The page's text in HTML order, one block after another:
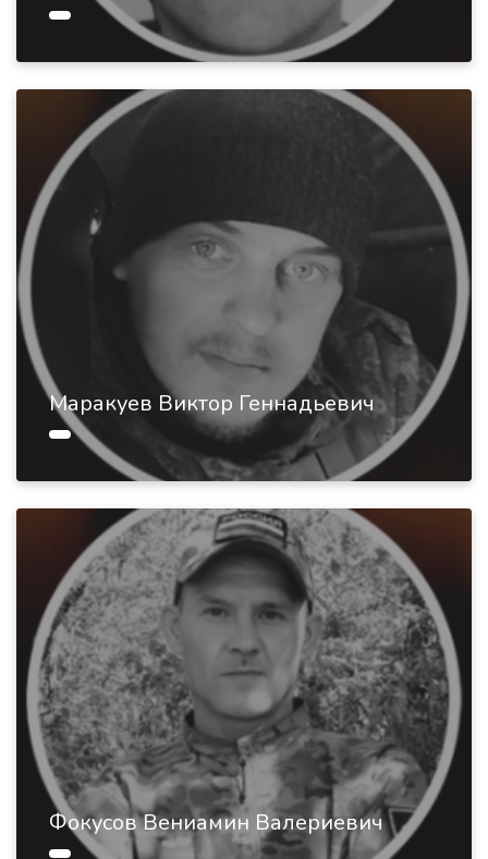
Маракуев Виктор Геннадьевич
Фокусов Вениамин Валериевич